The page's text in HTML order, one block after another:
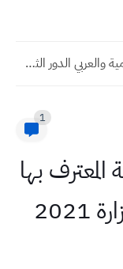
أسئلة واجوبة الإسلامية والعربي الدور الثاني 2024 صف الثالث المتوسط
1
بها
في العراق حسب دليل الوزارة 2021